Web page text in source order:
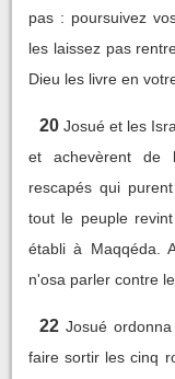
pas : poursuivez
les laissez pas
Dieu les livre en
20 Josué et les
et achevèrent de
rescapés qui
tout le peuple
établi à Maqqéda.
n'osa parler contre
22 Josué
faire sortir les cinq